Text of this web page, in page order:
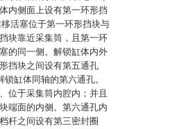
内侧面上设有第一环形挡
活塞位于第一环形挡块与
块靠近采集筒，且第一环
的同一侧。解锁缸体内外
挡块之间设有第五通孔
缸体同轴的第六通孔。
位于采集筒内腔内；并且
端面的内侧。第六通孔内
杆之间设有第三密封圈